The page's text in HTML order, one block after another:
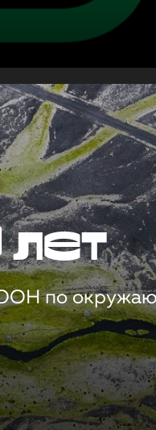
по